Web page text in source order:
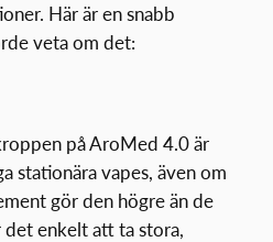
Här är en snabb
veta om det:
på AroMed 4.0 är
stationära vapes, även om
gör den högre än de
enkelt att ta stora,